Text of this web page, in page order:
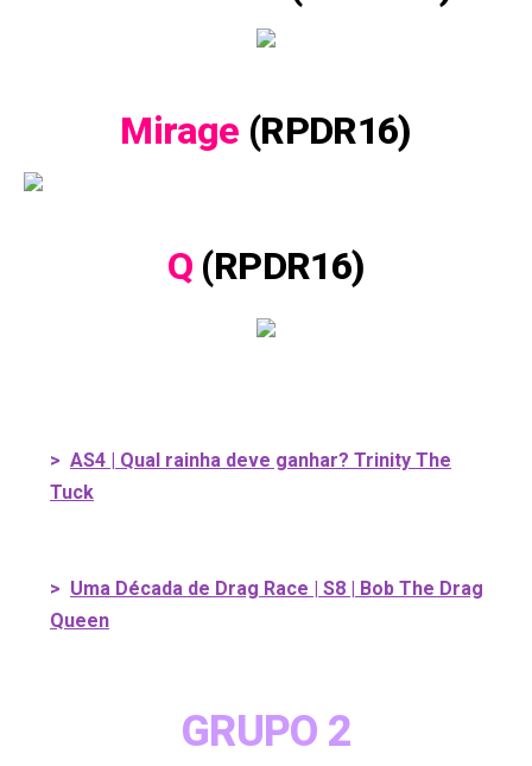
Mirage (RPDR16)
Q (RPDR16)
> AS4 | Qual rainha deve ganhar? Trinity The
Tuck
> Uma Década de Drag Race | S8 | Bob The Drag
Queen
GRUPO 2